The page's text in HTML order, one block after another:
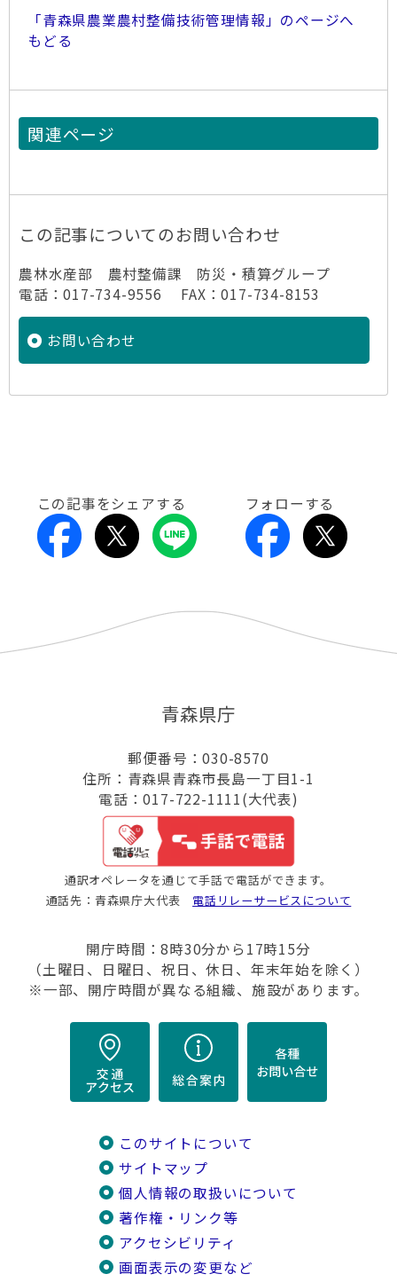
「青森県農業農村整備技術管理情報」のページへ
もどる
関連ページ
この記事についてのお問い合わせ
農林水産部 農村整備課 防災・積算グループ
電話：017-734-9556 FAX：017-734-8153
お問い合わせ
この記事をシェアする フォローする
青森県庁
郵便番号：030-8570
住所：青森県青森市長島一丁目1-1
電話：017-722-1111(大代表)
通訳オペレータを通じて手話で電話ができます。
通話先：青森県庁大代表 電話リレーサービスについて
開庁時間：8時30分から17時15分
（土曜日、日曜日、祝日、休日、年末年始を除く）
※一部、開庁時間が異なる組織、施設があります。
このサイトについて
サイトマップ
個人情報の取扱いについて
著作権・リンク等
アクセシビリティ
画面表示の変更など